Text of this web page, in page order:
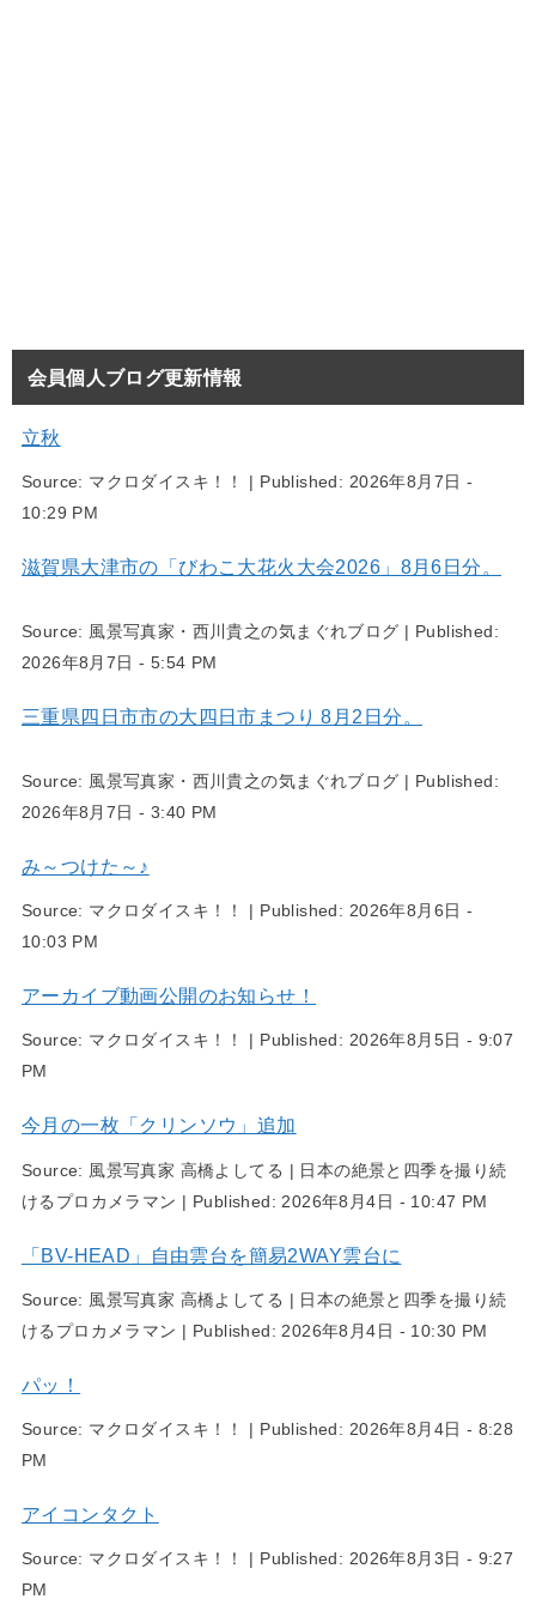
会員個人ブログ更新情報
立秋
Source: マクロダイスキ！！ | Published: 2026年8月7日 -
10:29 PM
滋賀県大津市の「びわこ大花火大会2026」8月6日分。
Source: 風景写真家・西川貴之の気まぐれブログ | Published:
2026年8月7日 - 5:54 PM
三重県四日市市の大四日市まつり 8月2日分。
Source: 風景写真家・西川貴之の気まぐれブログ | Published:
2026年8月7日 - 3:40 PM
み～つけた～♪
Source: マクロダイスキ！！ | Published: 2026年8月6日 -
10:03 PM
アーカイブ動画公開のお知らせ！
Source: マクロダイスキ！！ | Published: 2026年8月5日 - 9:07
PM
今月の一枚「クリンソウ」追加
Source: 風景写真家 高橋よしてる | 日本の絶景と四季を撮り続
けるプロカメラマン | Published: 2026年8月4日 - 10:47 PM
「BV-HEAD」自由雲台を簡易2WAY雲台に
Source: 風景写真家 高橋よしてる | 日本の絶景と四季を撮り続
けるプロカメラマン | Published: 2026年8月4日 - 10:30 PM
パッ！
Source: マクロダイスキ！！ | Published: 2026年8月4日 - 8:28
PM
アイコンタクト
Source: マクロダイスキ！！ | Published: 2026年8月3日 - 9:27
PM